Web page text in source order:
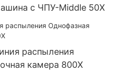
с ЧПУ-Middle 50X
распыления
камера 800X